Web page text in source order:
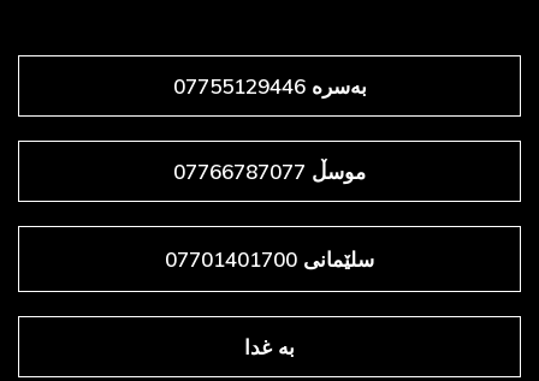
بەسرە 07755129446
موسڵ 07766787077
سلێمانی 07701401700
به غدا